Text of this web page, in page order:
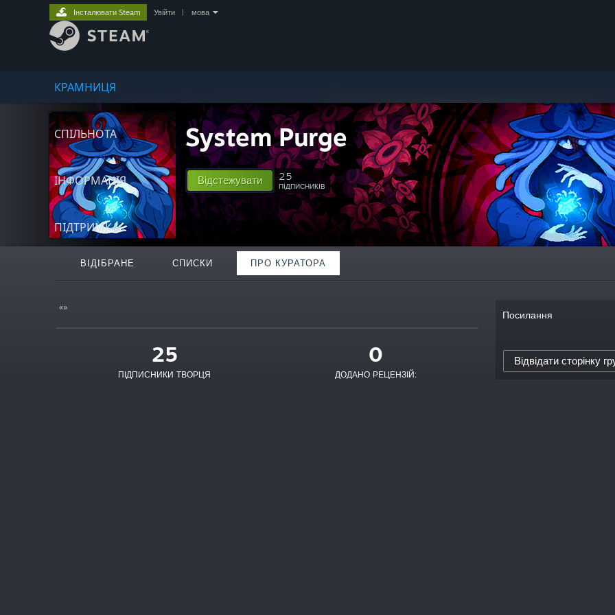
КРАМНИЦЯ
СПІЛЬНОТА
ІНФОРМАЦІЯ
ПІДТРИМКА
Інсталювати Steam Увійти мова
System Purge
Відстежувати 25
ПІДПИСНИКІВ
ВІДІБРАНЕ СПИСКИ ПРО КУРАТОРА
«»
25
ПІДПИСНИКИ ТВОРЦЯ
0
ДОДАНО РЕЦЕНЗІЙ:
Посилання
Відвідати сторінку